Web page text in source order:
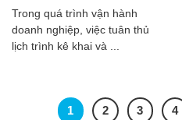
Trong quá trình vận hành
doanh nghiệp, việc tuân thủ
lịch trình kê khai và ...
1 2 3 4